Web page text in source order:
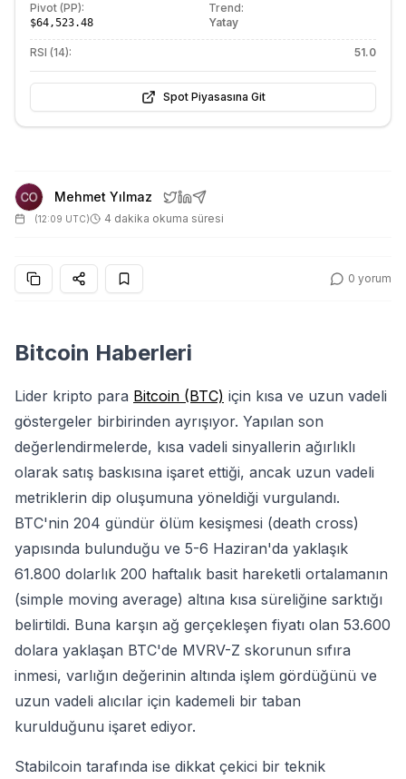
Pivot (PP):
$64,523.48
Trend:
Yatay
RSI (14): 51.0
Spot Piyasasına Git
Mehmet Yılmaz
(12:09 UTC) 4 dakika okuma süresi
0 yorum
Bitcoin Haberleri
Lider kripto para Bitcoin (BTC) için kısa ve uzun vadeli
göstergeler birbirinden ayrışıyor. Yapılan son
değerlendirmelerde, kısa vadeli sinyallerin ağırlıklı
olarak satış baskısına işaret ettiği, ancak uzun vadeli
metriklerin dip oluşumuna yöneldiği vurgulandı.
BTC'nin 204 gündür ölüm kesişmesi (death cross)
yapısında bulunduğu ve 5-6 Haziran'da yaklaşık
61.800 dolarlık 200 haftalık basit hareketli ortalamanın
(simple moving average) altına kısa süreliğine sarktığı
belirtildi. Buna karşın ağ gerçekleşen fiyatı olan 53.600
dolara yaklaşan BTC'de MVRV-Z skorunun sıfıra
inmesi, varlığın değerinin altında işlem gördüğünü ve
uzun vadeli alıcılar için kademeli bir taban
kurulduğunu işaret ediyor.
Stabilcoin tarafında ise dikkat çekici bir teknik